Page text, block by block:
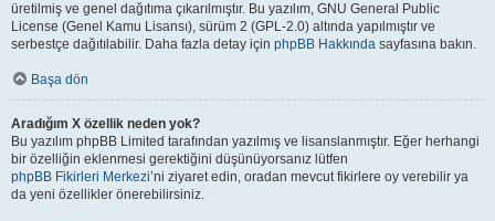
üretilmiş ve genel dağıtıma çıkarılmıştır. Bu yazılım, GNU General Public
License (Genel Kamu Lisansı), sürüm 2 (GPL-2.0) altında yapılmıştır ve
serbestçe dağıtılabilir. Daha fazla detay için phpBB Hakkında sayfasına bakın.
Başa dön
Aradığım X özellik neden yok?
Bu yazılım phpBB Limited tarafından yazılmış ve lisanslanmıştır. Eğer herhangi
bir özelliğin eklenmesi gerektiğini düşünüyorsanız lütfen
phpBB Fikirleri Merkezi’ni ziyaret edin, oradan mevcut fikirlere oy verebilir ya
da yeni özellikler önerebilirsiniz.